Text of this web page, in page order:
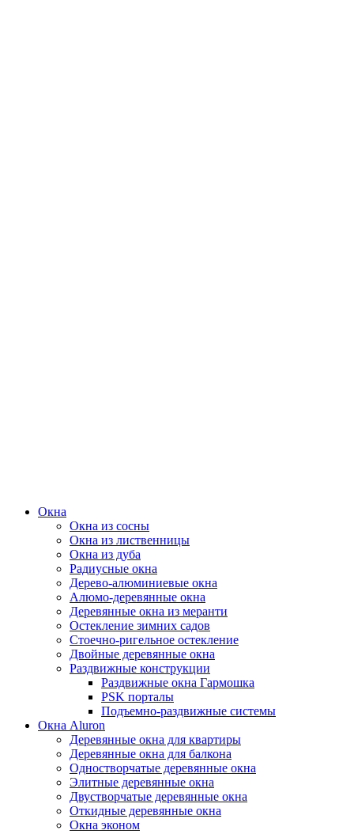
Окна
Окна из сосны
Окна из лиственницы
Окна из дуба
Радиусные окна
Дерево-алюминиевые окна
Алюмо-деревянные окна
Деревянные окна из меранти
Остекление зимних садов
Стоечно-ригельное остекление
Двойные деревянные окна
Раздвижные конструкции
Раздвижные окна Гармошка
PSK порталы
Подъемно-раздвижные системы
Окна Aluron
Деревянные окна для квартиры
Деревянные окна для балкона
Одностворчатые деревянные окна
Элитные деревянные окна
Двустворчатые деревянные окна
Откидные деревянные окна
Окна эконом